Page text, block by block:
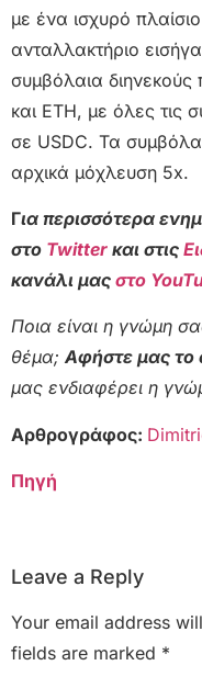
με ένα ισχυρό
ανταλλακτήριο
συμβόλαια
και ETH, με όλες τις
σε USDC. Τα
αρχικά μόχλευση 5x.
Για περισσότερα
στο Twitter και στις
κανάλι μας στο
Ποια είναι η γνώμη
θέμα;Αφήστε μας το
μας ενδιαφέρει η
Αρθρογράφος:
Πηγή
Leave a Reply
Your email address
fields are marked *